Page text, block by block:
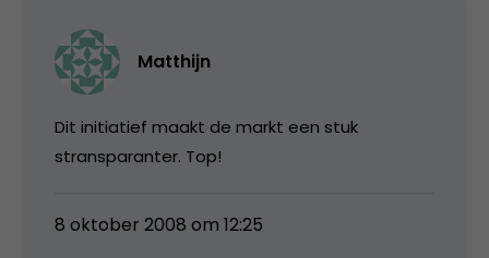
Matthijn
Dit initiatief maakt de markt een stuk
stransparanter. Top!
8 oktober 2008 om 12:25